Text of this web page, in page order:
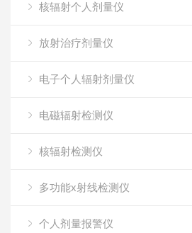
核辐射个人剂量仪
放射治疗剂量仪
电子个人辐射剂量仪
电磁辐射检测仪
核辐射检测仪
多功能x射线检测仪
个人剂量报警仪